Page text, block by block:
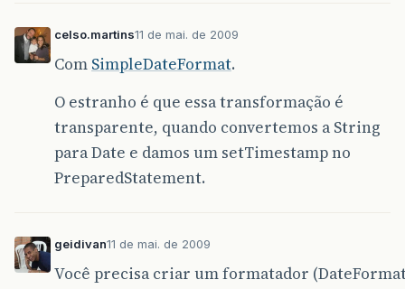
celso.martins11 de mai. de 2009
Com SimpleDateFormat.
O estranho é que essa transformação é
transparente, quando convertemos a String
para Date e damos um setTimestamp no
PreparedStatement.
geidivan11 de mai. de 2009
Você precisa criar um formatador